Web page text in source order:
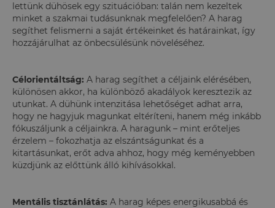
lettünk dühösek egy szituációban: talán nem kezeltek
minket a szakmai tudásunknak megfelelően? A harag
segíthet felismerni a saját értékeinket és határainkat, így
hozzájárulhat az önbecsülésünk növeléséhez.
Célorientáltság: A harag segíthet a céljaink elérésében,
különösen akkor, ha különböző akadályok keresztezik az
utunkat. A dühünk intenzitása lehetőséget adhat arra,
hogy ne hagyjuk magunkat eltéríteni, hanem még inkább
fókuszáljunk a céljainkra. A haragunk – mint erőteljes
érzelem – fokozhatja az elszántságunkat és a
kitartásunkat, erőt adva ahhoz, hogy még keményebben
küzdjünk az előttünk álló kihívásokkal.
Mentális tisztánlátás: A harag képes energikusabbá és